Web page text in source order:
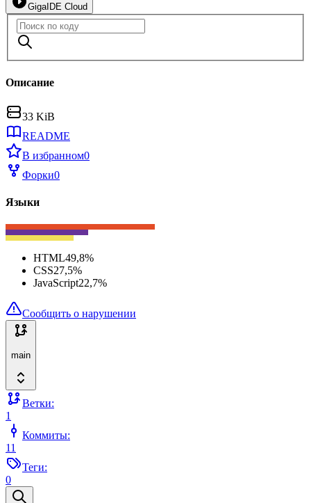
GigaIDE Cloud
Описание
33 KiB
README
В избранном0
Форки0
Языки
HTML49,8%
CSS27,5%
JavaScript22,7%
Сообщить о нарушении
main
Ветки:
1
Коммиты:
11
Теги:
0